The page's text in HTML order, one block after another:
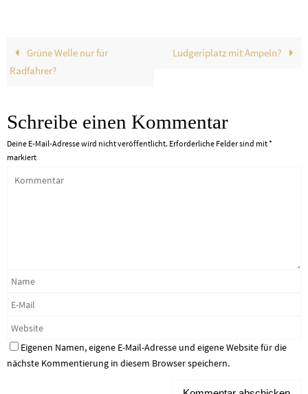
Grüne Welle nur für
Radfahrer?
Ludgeriplatz mit Ampeln?
Schreibe einen Kommentar
Deine E-Mail-Adresse wird nicht veröffentlicht. Erforderliche Felder sind mit*
markiert
Eigenen Namen, eigene E-Mail-Adresse und eigene Website für die
nächste Kommentierung in diesem Browser speichern.